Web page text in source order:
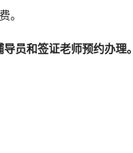
。
员和签证老师预约办理。